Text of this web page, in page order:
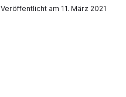
Veröffentlicht am 11. März 2021